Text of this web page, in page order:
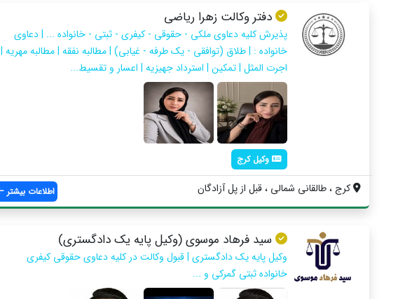
دفتر وکالت زهرا رياضي
پذیرش کلیه دعاوی ملکی - حقوقی - کیفری - ثبتی - خانواده ... | دعاوی
خانواده : | طلاق (توافقی - یک طرفه - غیابی) | مطالبه نفقه | مطالبه مهریه |
اجرت المثل | تمکین | استرداد جهیزیه | اعسار و تقسیط...
وکیل کرج
کرج ، طالقانی شمالی ، قبل از پل آزادگان اطلاعات بیشتر
سید فرهاد موسوی (وکیل پایه یک دادگستری)
وکیل پایه یک دادگستری | قبول وکالت در کلیه دعاوی حقوقی کیفری
خانواده ثبتی گمرکی و ...